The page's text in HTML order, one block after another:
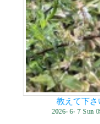
教えて下さ
2026- 6- 7 Sun